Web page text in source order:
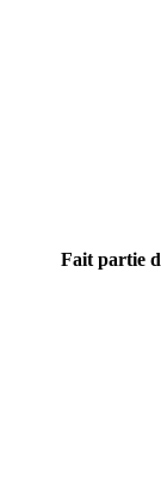
Fait partie